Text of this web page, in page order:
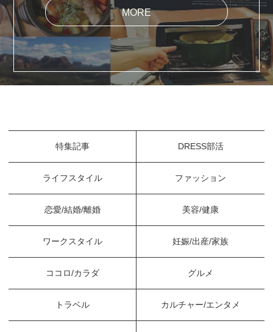
MORE
特集記事 DRESS部活
ライフスタイル ファッション
恋愛/結婚/離婚 美容/健康
ワークスタイル 妊娠/出産/家族
ココロ/カラダ グルメ
トラベル カルチャー/エンタメ